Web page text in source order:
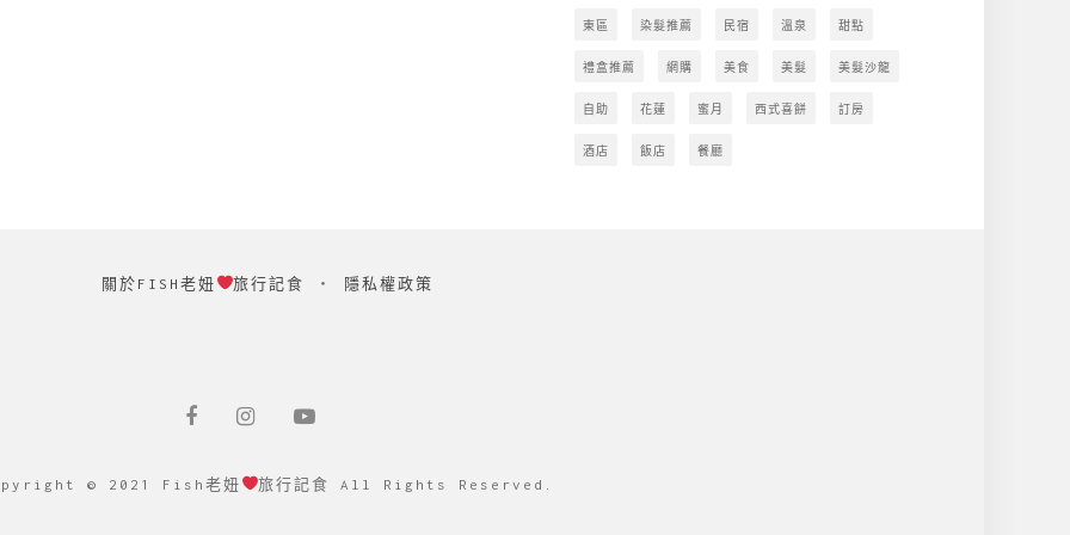
東區 染髮推薦 民宿 溫泉 甜點
禮盒推薦 網購 美食 美髮 美髮沙龍
自助 花蓮 蜜月 西式喜餅 訂房
酒店 飯店 餐廳
關於FISH老妞 旅行記食 ‧ 隱私權政策
© 2021 Fish老妞 旅行記食 All Rights Reserved.